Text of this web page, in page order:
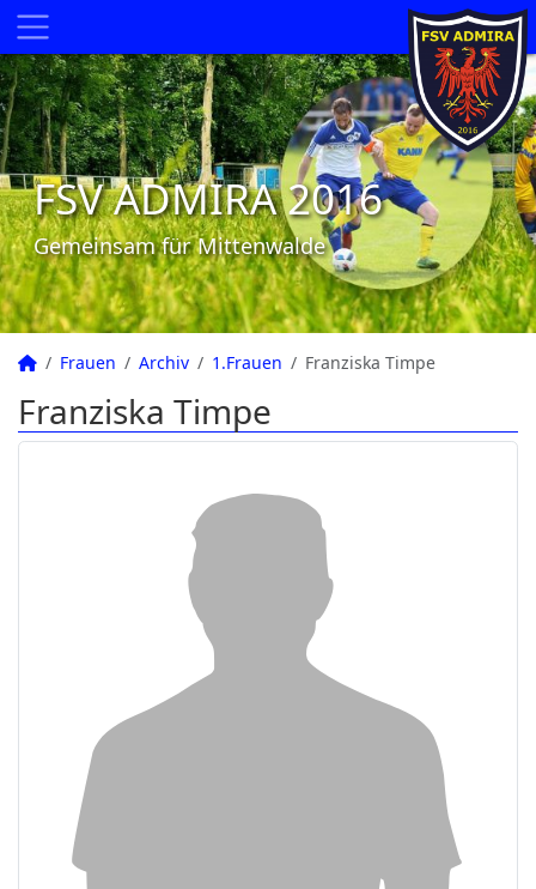
FSV ADMIRA 2016
Gemeinsam für Mittenwalde
Frauen Archiv 1.Frauen Franziska Timpe
Franziska Timpe